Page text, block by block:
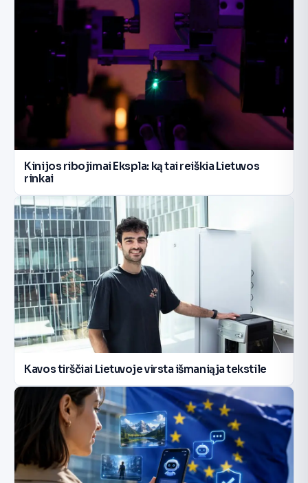
Kinijos ribojimai Ekspla: ką tai reiškia Lietuvos
rinkai
Kavos tirščiai Lietuvoje virsta išmaniąja tekstile